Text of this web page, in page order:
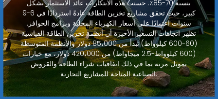
بنسبة 70-85٪. حسنت هذه الابتكارات عائد الاستثمار بشكل
كبير، حيث تحقق مشاريع تخزين الطاقة عادةً استردادًا في 6-9
سنوات اعتمادًا على أسعار الكهرباء المحلية وبرامج الحوافز.
تظهر اتجاهات التسعير الأخيرة أن أنظمة تخزين الطاقة القياسية
(60-600 كيلوواط) تبدأ من 85،000 دولار والأنظمة المتوسطة
(600 كيلوواط-2.5 ميجاواط) من 420،000 دولار، مع خيارات
تمويل مرنة بما في ذلك اتفاقيات شراء الطاقة والقروض
الصناعية المتاحة للمشاريع التجارية.